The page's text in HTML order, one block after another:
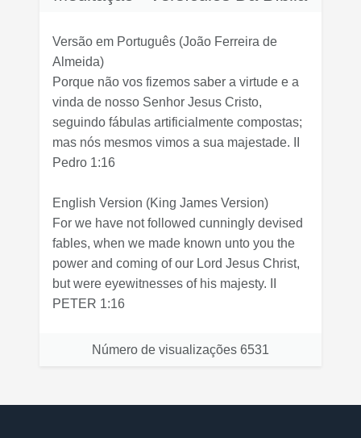
Versão em Português (João Ferreira de
Almeida)
Porque não vos fizemos saber a virtude e a
vinda de nosso Senhor Jesus Cristo,
seguindo fábulas artificialmente compostas;
mas nós mesmos vimos a sua majestade. II
Pedro 1:16
English Version (King James Version)
For we have not followed cunningly devised
fables, when we made known unto you the
power and coming of our Lord Jesus Christ,
but were eyewitnesses of his majesty. II
PETER 1:16
Número de visualizações 6531